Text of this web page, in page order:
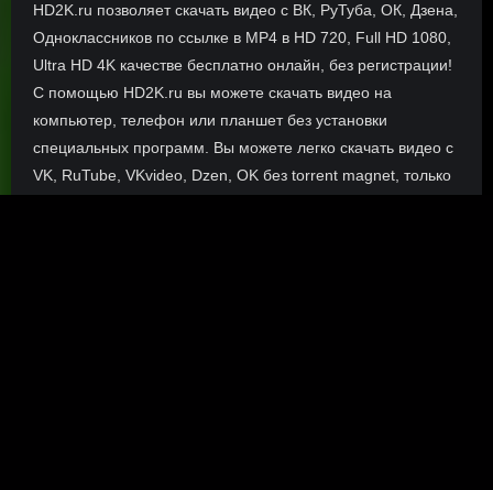
HD2K.ru позволяет скачать видео с ВК, РуТуба, ОК, Дзена,
Одноклассников по ссылке в MP4 в HD 720, Full HD 1080,
Ultra HD 4K качестве бесплатно онлайн, без регистрации!
С помощью HD2K.ru вы можете скачать видео на
компьютер, телефон или планшет без установки
специальных программ. Вы можете легко скачать видео с
VK, RuTube, VKvideo, Dzen, OK без torrent magnet, только